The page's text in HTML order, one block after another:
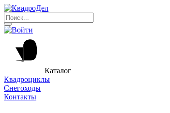
Каталог
Квадроциклы
Снегоходы
Контакты